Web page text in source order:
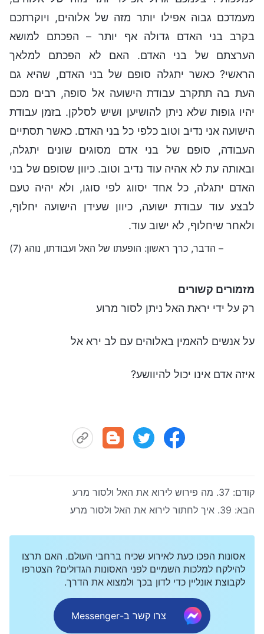
מעמדכם גבוה אפילו יותר מזה של אלוהים, ויוקרתכם
בקרב בני האדם גדולה אף יותר – הפכתם למושא
הערצתם של בני האדם. האם לא הפכתם למלאך
הראשי? כאשר יתגלה סופם של בני האדם, שהיא גם
העת בה תתקרב עבודת הישועה אל סופה, רבים מכם
יהיו גופות שלא ניתן להושיען ושיש לסלקן. בזמן עבודת
הישועה אני נדיב וטוב כלפי כל בני האדם. כאשר תסתיים
העבודה, סופם של בני אדם מסוגים שונים יתגלה,
ובאותה עת לא אהיה עוד נדיב וטוב. כיוון שסופם של בני
האדם יתגלה, כל אחד יסווג לפי סוגו, ולא יהיה טעם
לבצע עוד עבודת ישועה, כיוון שעידן הישועה יחלוף,
ולאחר שיחלוף, לא ישוב עוד.
– הדבר, כרך ראשון: הופעתו של האל ועבודתו, נוהג (7)
מזמורים קשורים
רק על ידי יראת האל ניתן לסור מרוע
על אנשים להאמין באלוהים עם לב ירא אל
איזה אדם אינו יכול להיוושע?
קודם: 37. מה פירוש לירוא את האל ולסור מרע
הבא: 39. איך לחתור לירוא את האל ולסור מרע
אסונות הפכו כעת לאירוע שכיח ברחבי העולם. האם תרצו
להילקח למלכות השמיים לפני האסונות הגדולים? הצטרפו
לקבוצת אונליין כדי לדון בכך ולמצוא את הדרך.
צרו קשר ב-Messenger